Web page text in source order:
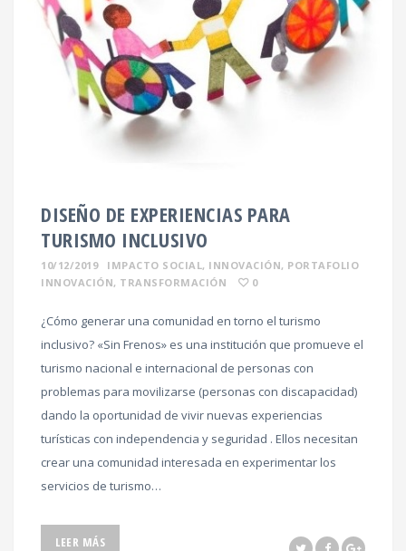
DISEÑO DE EXPERIENCIAS PARA
TURISMO INCLUSIVO
10/12/2019 IMPACTO SOCIAL , INNOVACIÓN, PORTAFOLIO
INNOVACIÓN, TRANSFORMACIÓN 0
¿Cómo generar una comunidad en torno el turismo
inclusivo? «Sin Frenos» es una institución que promueve el
turismo nacional e internacional de personas con
problemas para movilizarse (personas con discapacidad)
dando la oportunidad de vivir nuevas experiencias
turísticas con independencia y seguridad . Ellos necesitan
crear una comunidad interesada en experimentar los
servicios de turismo…
LEER MÁS